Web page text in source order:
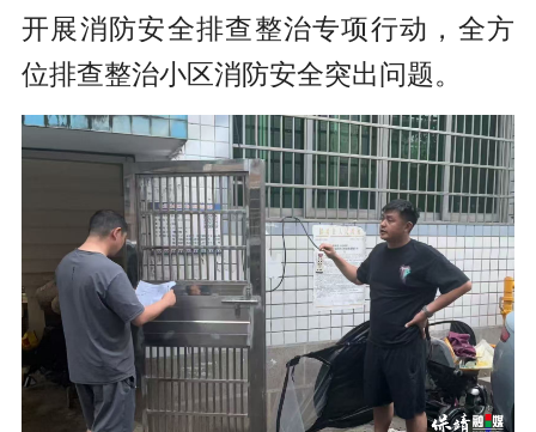
开展消防安全排查整治专项行动，全方
位排查整治小区消防安全突出问题。